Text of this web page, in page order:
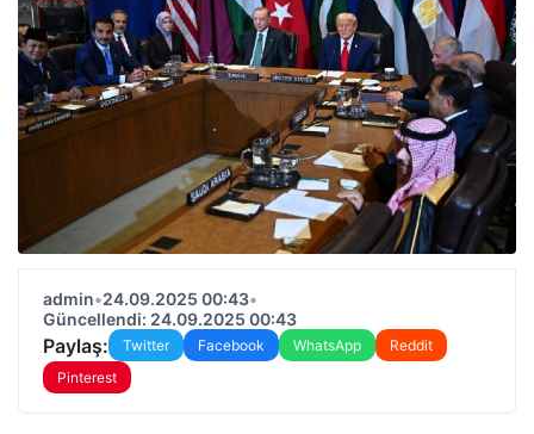
admin•24.09.2025 00:43•
Güncellendi: 24.09.2025 00:43
Paylaş: Twitter Facebook WhatsApp
Reddit
Pinterest